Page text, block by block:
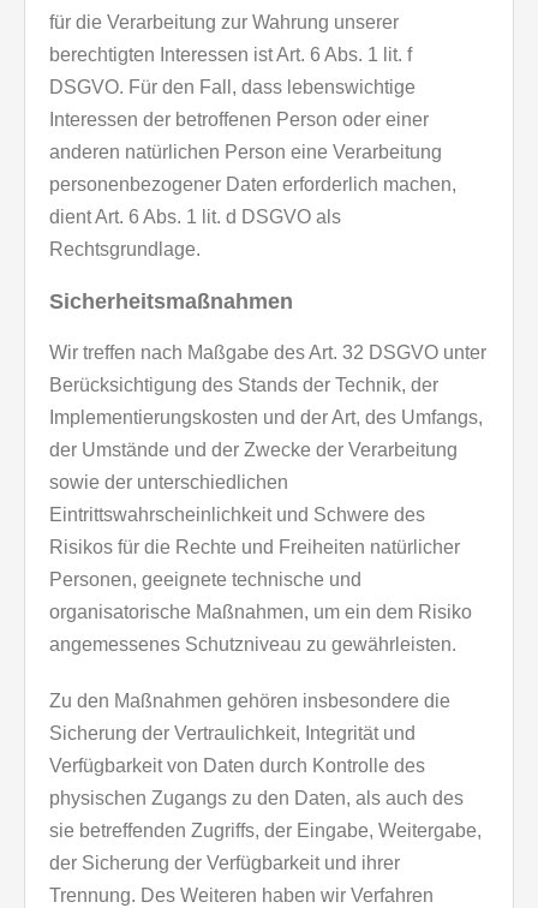
für die Verarbeitung zur Wahrung unserer
berechtigten Interessen ist Art. 6 Abs. 1 lit. f
DSGVO. Für den Fall, dass lebenswichtige
Interessen der betroffenen Person oder einer
anderen natürlichen Person eine Verarbeitung
personenbezogener Daten erforderlich machen,
dient Art. 6 Abs. 1 lit. d DSGVO als
Rechtsgrundlage.
Sicherheitsmaßnahmen
Wir treffen nach Maßgabe des Art. 32 DSGVO unter
Berücksichtigung des Stands der Technik, der
Implementierungskosten und der Art, des Umfangs,
der Umstände und der Zwecke der Verarbeitung
sowie der unterschiedlichen
Eintrittswahrscheinlichkeit und Schwere des
Risikos für die Rechte und Freiheiten natürlicher
Personen, geeignete technische und
organisatorische Maßnahmen, um ein dem Risiko
angemessenes Schutzniveau zu gewährleisten.
Zu den Maßnahmen gehören insbesondere die
Sicherung der Vertraulichkeit, Integrität und
Verfügbarkeit von Daten durch Kontrolle des
physischen Zugangs zu den Daten, als auch des
sie betreffenden Zugriffs, der Eingabe, Weitergabe,
der Sicherung der Verfügbarkeit und ihrer
Trennung. Des Weiteren haben wir Verfahren